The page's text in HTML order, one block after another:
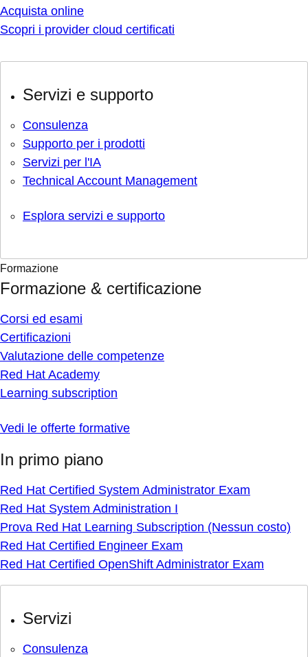
Acquista online
Scopri i provider cloud certificati
Servizi e supporto
Consulenza
Supporto per i prodotti
Servizi per l'IA
Technical Account Management
Esplora servizi e supporto
Formazione
Formazione & certificazione
Corsi ed esami
Certificazioni
Valutazione delle competenze
Red Hat Academy
Learning subscription
Vedi le offerte formative
In primo piano
Red Hat Certified System Administrator Exam
Red Hat System Administration I
Prova Red Hat Learning Subscription (Nessun costo)
Red Hat Certified Engineer Exam
Red Hat Certified OpenShift Administrator Exam
Servizi
Consulenza